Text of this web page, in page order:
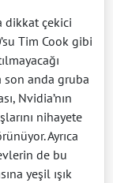
dikkat çekici
Tim Cook gibi
son anda gruba
Nvidia’nın
nihayete
Ayrıca
de bu
yeşil ışık